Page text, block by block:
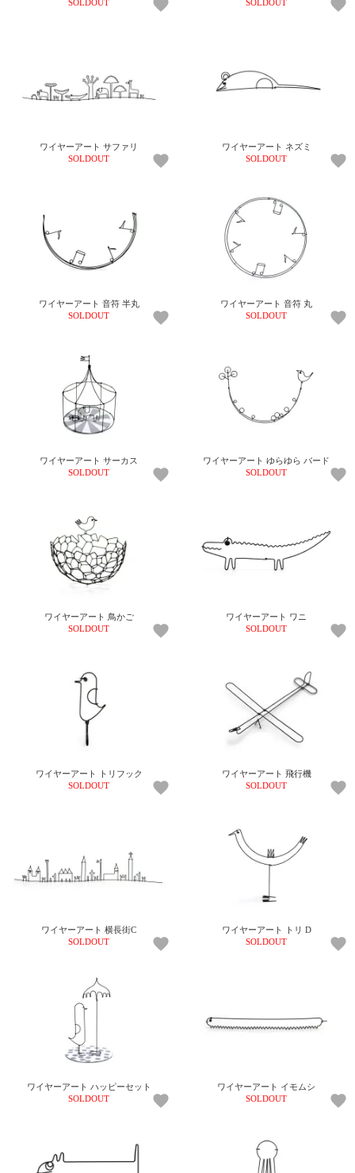
SOLDOUT SOLDOUT
ワイヤーアート サファリ
SOLDOUT
ワイヤーアート ネズミ
SOLDOUT
ワイヤーアート 音符 半丸
SOLDOUT
ワイヤーアート 音符 丸
SOLDOUT
ワイヤーアート サーカス
SOLDOUT
ワイヤーアート ゆらゆら バード
SOLDOUT
ワイヤーアート 鳥かご
SOLDOUT
ワイヤーアート ワニ
SOLDOUT
ワイヤーアート トリフック
SOLDOUT
ワイヤーアート 飛行機
SOLDOUT
ワイヤーアート 横長街C
SOLDOUT
ワイヤーアート トリ D
SOLDOUT
ワイヤーアート ハッピーセット
SOLDOUT
ワイヤーアート イモムシ
SOLDOUT